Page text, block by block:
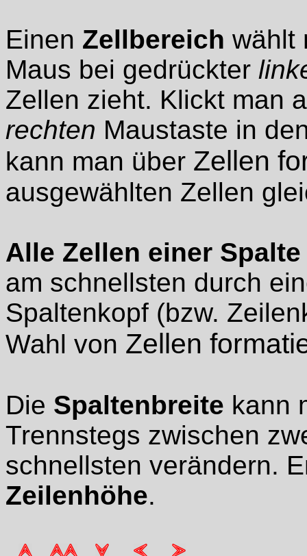
Einen Zellbereich wählt
Maus bei gedrückter
Zellen zieht. Klickt man
rechten Maustaste in
kann man über Zellen
ausgewählten Zellen
Alle Zellen einer Spalte
am schnellsten durch
Spaltenkopf (bzw.
Wahl von Zellen
Die Spaltenbreite kann
Trennstegs zwischen
schnellsten verändern.
Zeilenhöhe.